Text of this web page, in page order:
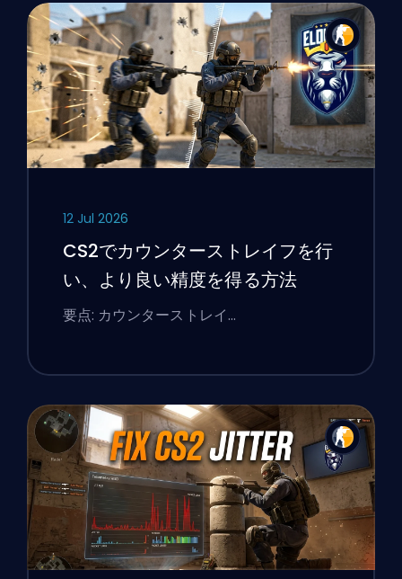
12 Jul 2026
CS2でカウンターストレイフを行
い、より良い精度を得る方法
要点: カウンターストレイ…